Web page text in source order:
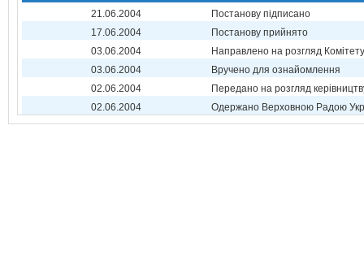
21.06.2004
Постанову підписано
17.06.2004
Постанову прийнято
03.06.2004
Направлено на розгляд Комітету
03.06.2004
Вручено для ознайомлення
02.06.2004
Передано на розгляд
02.06.2004
Одержано Верховною Радою